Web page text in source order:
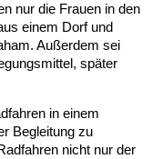
Straße /
/
/ Familienzentrum
/
/
nur die Frauen in den
einem Dorf und
Außerdem sei
später
in einem
Begleitung zu
nicht nur der